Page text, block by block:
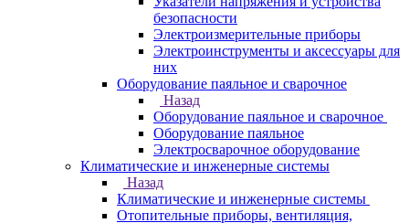
безопасности
Электроизмерительные приборы
Электроинструменты и аксессуары для
них
Оборудование паяльное и сварочное
Назад
Оборудование паяльное и сварочное
Оборудование паяльное
Электросварочное оборудование
Климатические и инженерные системы
Назад
Климатические и инженерные системы
Отопительные приборы, вентиляция,